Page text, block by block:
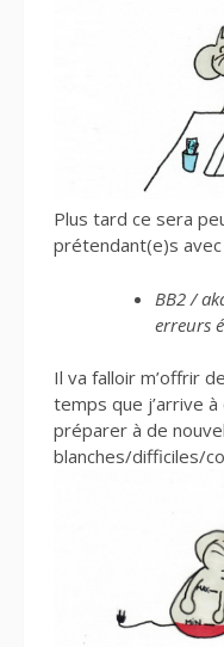
Plus tard ce sera
prétendant(e)s avec
BB2 /
erreurs
Il va falloir m’offrir
temps que j’arrive
préparer à de
blanches/difficiles/